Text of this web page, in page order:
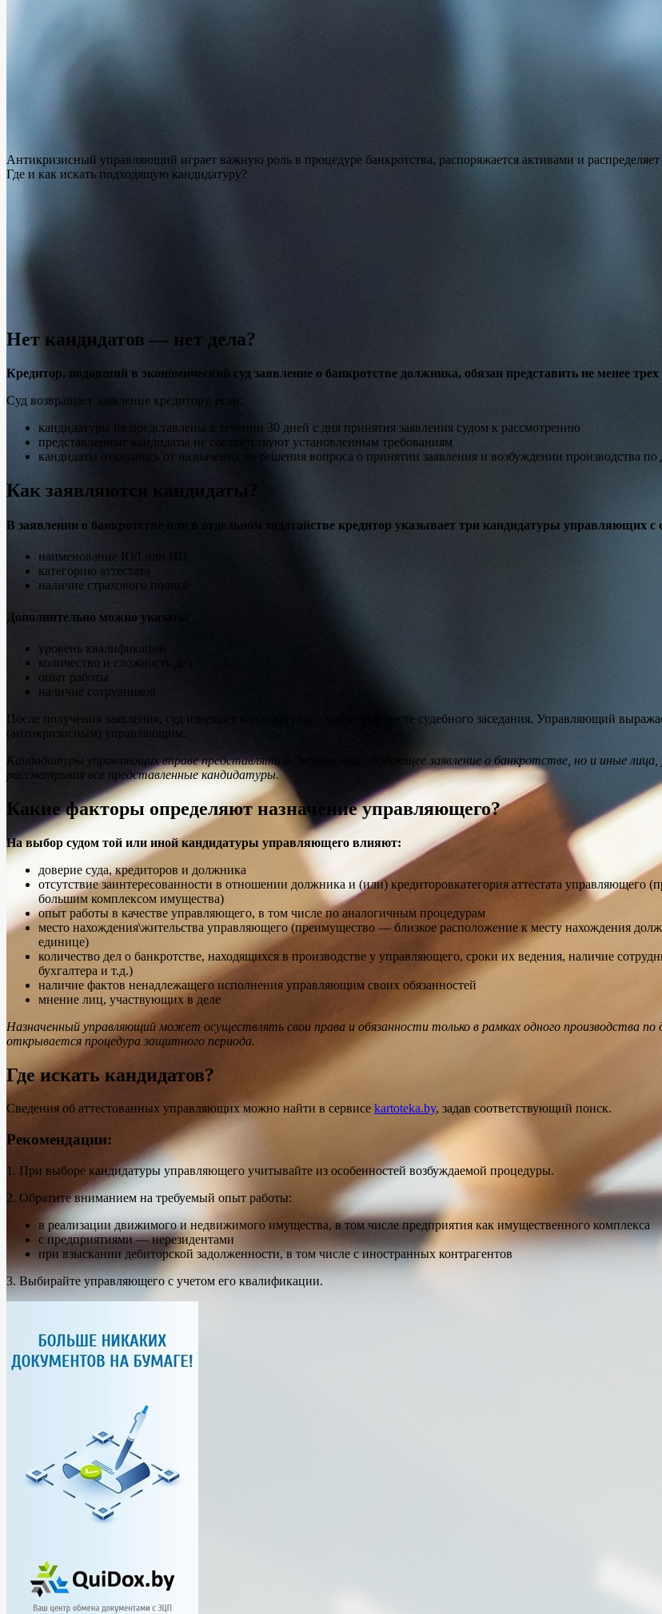
Антикризисный управляющий играет важную роль в процедуре банкротства, распоряжается активами и
Где и как искать подходящую кандидатуру?
Нет кандидатов — нет дела?
Кредитор, подавший в экономический суд заявление о банкротстве должника, обязан представить не менее
Суд возвращает заявление кредитору, если:
кандидатуры не представлены в течении 30 дней с дня принятия заявления судом к рассмотрению
представленные кандидаты не соответствуют установленным требованиям
кандидаты отказались от назначения до решения вопроса о принятии заявления и возбуждении производства по
Как заявляются кандидаты?
В заявлении о банкротстве или в отдельном ходатайстве кредитор указывает три кандидатуры управляющих
наименование ЮЛ или ИП
категорию аттестата
наличие страхового полиса
Дополнительно можно указать:
уровень квалификации
количество и сложность дел
опыт работы
наличие сотрудников
После получения заявления, суд извещает кандидатуры о времени и месте судебного заседания. Управляющий
(антикризисным) управляющим.
Кандидатуры управляющих вправе представлять не только лицо, подающее заявление о банкротстве, но и иные
рассматривая все представленные кандидатуры.
Какие факторы определяют назначение управляющего?
На выбор судом той или иной кандидатуры управляющего влияют:
доверие суда, кредиторов и должника
отсутствие заинтересованности в отношении должника и (или) кредиторовкатегория аттестата
большим комплексом имущества)
опыт работы в качестве управляющего, в том числе по аналогичным процедурам
место нахождения\жительства управляющего (преимущество — близкое расположение к месту нахождения
единице)
количество дел о банкротстве, находящихся в производстве у управляющего, сроки их ведения, наличие
бухгалтера и т.д.)
наличие фактов ненадлежащего исполнения управляющим своих обязанностей
мнение лиц, участвующих в деле
Назначенный управляющий может осуществлять свои права и обязанности только в рамках одного производства
открывается процедура защитного периода.
Где искать кандидатов?
Сведения об аттестованных управляющих можно найти в сервисе kartoteka.by, задав соответствующий поиск.
Рекомендации:
1. При выборе кандидатуры управляющего учитывайте из особенностей возбуждаемой процедуры.
2. Обратите вниманием на требуемый опыт работы:
в реализации движимого и недвижимого имущества, в том числе предприятия как имущественного комплекса
с предприятиями — нерезидентами
при взыскании дебиторской задолженности, в том числе с иностранных контрагентов
3. Выбирайте управляющего с учетом его квалификации.